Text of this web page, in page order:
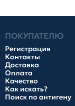
ПОКУПАТЕЛЮ
Регистрация
Контакты
Доставка
Оплата
Качество
Как искать?
Поиск по антигену